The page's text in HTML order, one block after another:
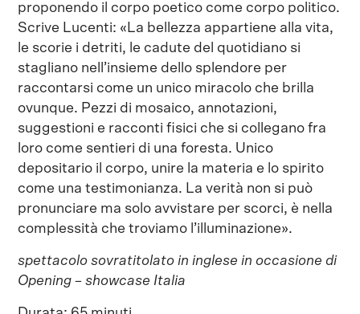
proponendo il corpo poetico come corpo politico.
Scrive Lucenti: «La bellezza appartiene alla vita,
le scorie i detriti, le cadute del quotidiano si
stagliano nell’insieme dello splendore per
raccontarsi come un unico miracolo che brilla
ovunque. Pezzi di mosaico, annotazioni,
suggestioni e racconti fisici che si collegano fra
loro come sentieri di una foresta. Unico
depositario il corpo, unire la materia e lo spirito
come una testimonianza. La verità non si può
pronunciare ma solo avvistare per scorci, è nella
complessità che troviamo l’illuminazione».
spettacolo sovratitolato in inglese in occasione di
Opening – showcase Italia